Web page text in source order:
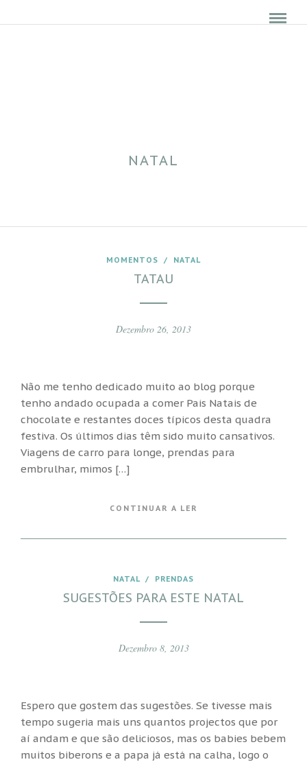
NATAL
MOMENTOS / NATAL
TATAU
Dezembro 26, 2013
Não me tenho dedicado muito ao blog porque
tenho andado ocupada a comer Pais Natais de
chocolate e restantes doces típicos desta quadra
festiva. Os últimos dias têm sido muito cansativos.
Viagens de carro para longe, prendas para
embrulhar, mimos […]
CONTINUAR A LER
NATAL/ PRENDAS
SUGESTÕES PARA ESTE NATAL
Dezembro 8, 2013
Espero que gostem das sugestões. Se tivesse mais
tempo sugeria mais uns quantos projectos que por
aí andam e que são deliciosos, mas os babies bebem
muitos biberons e a papa já está na calha, logo o